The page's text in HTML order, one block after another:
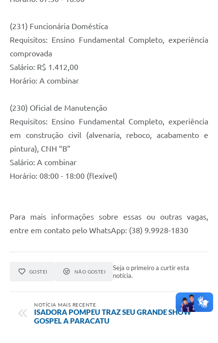
(231) Funcionária Doméstica
Requisitos: Ensino Fundamental Completo, experiência
comprovada
Salário: R$ 1.412,00
Horário: A combinar
(230) Oficial de Manutenção
Requisitos: Ensino Fundamental Completo, experiência
em construção civil (alvenaria, reboco, acabamento e
pintura), CNH “B”
Salário: A combinar
Horário: 08:00 - 18:00 (flexível)
Para mais informações sobre essas ou outras vagas,
entre em contato pelo WhatsApp: (38) 9.9928-1830
GOSTEI NÃO GOSTEI
Seja o primeiro a curtir esta
notícia.
NOTÍCIA MAIS RECENTE
ISADORA POMPEU TRAZ SEU GRANDE SHOW
GOSPEL A PARACATU